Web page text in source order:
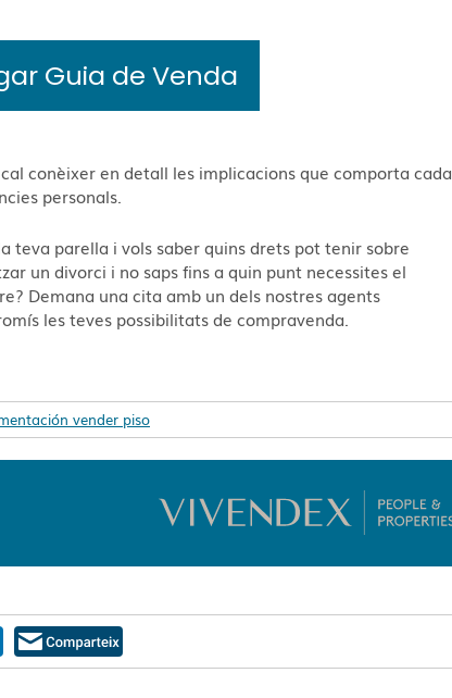
Guia de Venda
conèixer en detall les implicacions que comporta cada
personals.
teva parella i vols saber quins drets pot tenir sobre
un divorci i no saps fins a quin punt necessites el
Demana una cita amb un dels nostres agents
les teves possibilitats de compravenda.
vender piso